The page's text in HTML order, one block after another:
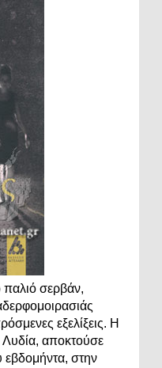
παλιό σερβάν,
εξελίξεις. Η
αποκτούσε
εβδομήντα, στην